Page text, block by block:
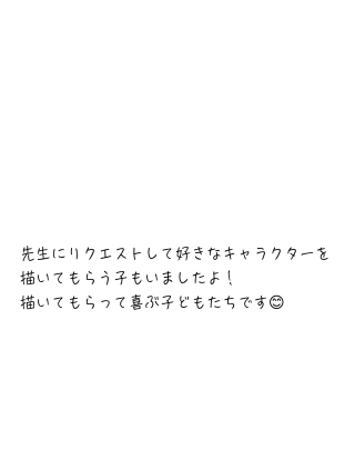
先生にリクエストして好きなキャラクターを
描いてもらう子もいましたよ！
描いてもらって喜ぶ子どもたちです😊